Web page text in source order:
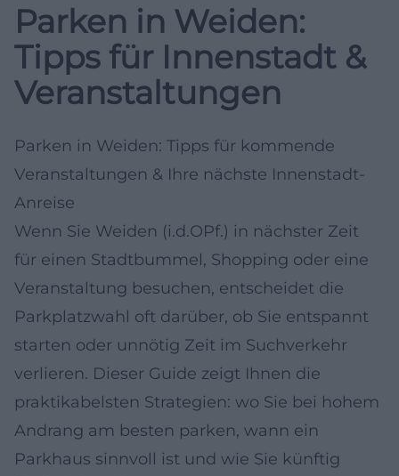
Parken in Weiden:
Tipps für Innenstadt &
Veranstaltungen
Parken in Weiden: Tipps für kommende
Veranstaltungen & Ihre nächste Innenstadt-
Anreise
Wenn Sie Weiden (i.d.OPf.) in nächster Zeit
für einen Stadtbummel, Shopping oder eine
Veranstaltung besuchen, entscheidet die
Parkplatzwahl oft darüber, ob Sie entspannt
starten oder unnötig Zeit im Suchverkehr
verlieren. Dieser Guide zeigt Ihnen die
praktikabelsten Strategien: wo Sie bei hohem
Andrang am besten parken, wann ein
Parkhaus sinnvoll ist und wie Sie künftig